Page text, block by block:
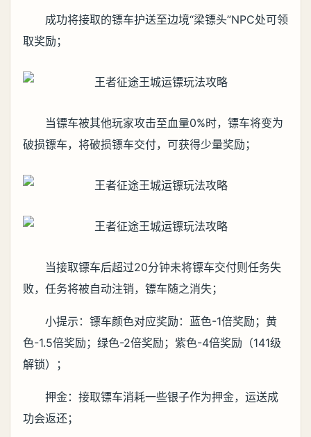
成功将接取的镖车护送至边境“梁镖头”NPC处可领
取奖励；
当镖车被其他玩家攻击至血量0%时，镖车将变为
破损镖车，将破损镖车交付，可获得少量奖励；
当接取镖车后超过20分钟未将镖车交付则任务失
败，任务将被自动注销，镖车随之消失；
小提示：镖车颜色对应奖励：蓝色-1倍奖励；黄
色-1.5倍奖励；绿色-2倍奖励；紫色-4倍奖励（141级
解锁）；
押金：接取镖车消耗一些银子作为押金，运送成
功会返还；